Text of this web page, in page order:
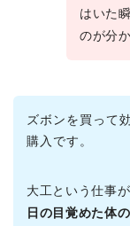
はいた
のが分
ズボンを買って
購入です。
大工という仕事
日の目覚めた体